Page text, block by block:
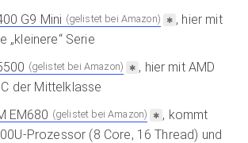
G9 Mini (gelistet bei Amazon)
, hier mit
„kleinere“ Serie
(gelistet bei Amazon)
, hier mit AMD
der Mittelklasse
EM680 (gelistet bei Amazon)
, kommt
Prozessor (8 Core, 16 Thread) und